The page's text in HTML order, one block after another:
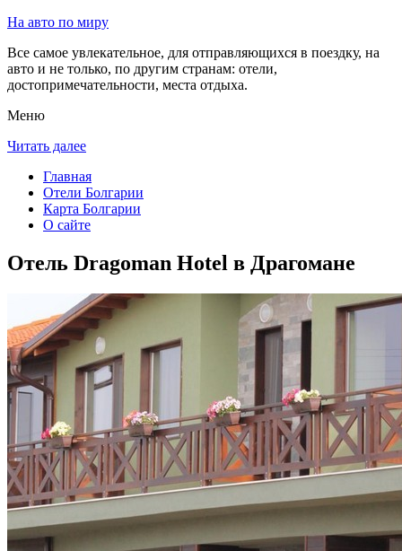
На авто по миру
Все самое увлекательное, для отправляющихся в поездку, на
авто и не только, по другим странам: отели,
достопримечательности, места отдыха.
Меню
Читать далее
Главная
Отели Болгарии
Карта Болгарии
О сайте
Отель Dragoman Hotel в Драгомане